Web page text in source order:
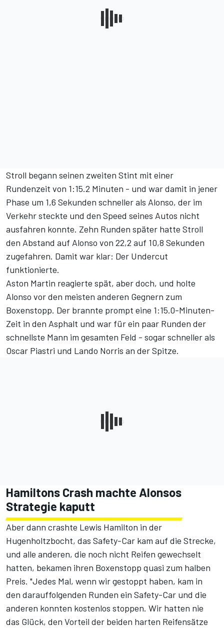
Stroll begann seinen zweiten Stint mit einer
Rundenzeit von 1:15.2 Minuten - und war damit in jener
Phase um 1,6 Sekunden schneller als Alonso, der im
Verkehr steckte und den Speed seines Autos nicht
ausfahren konnte. Zehn Runden später hatte Stroll
den Abstand auf Alonso von 22,2 auf 10,8 Sekunden
zugefahren. Damit war klar: Der Undercut
funktionierte.
Aston Martin reagierte spät, aber doch, und holte
Alonso vor den meisten anderen Gegnern zum
Boxenstopp. Der brannte prompt eine 1:15.0-Minuten-
Zeit in den Asphalt und war für ein paar Runden der
schnellste Mann im gesamten Feld - sogar schneller als
Oscar Piastri und Lando Norris an der Spitze.
Hamiltons Crash machte Alonsos
Strategie kaputt
Aber dann crashte Lewis Hamilton in der
Hugenholtzbocht, das Safety-Car kam auf die Strecke,
und alle anderen, die noch nicht Reifen gewechselt
hatten, bekamen ihren Boxenstopp quasi zum halben
Preis. "Jedes Mal, wenn wir gestoppt haben, kam in
den darauffolgenden Runden ein Safety-Car und die
anderen konnten kostenlos stoppen. Wir hatten nie
das Glück, den Vorteil der beiden harten Reifensätze